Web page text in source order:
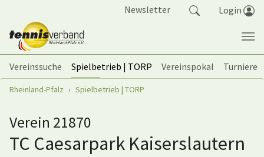
Newsletter Login
Vereinssuche Spielbetrieb | TORP Vereinspokal
Turniere
Sie sind hier:
Rheinland-Pfalz Spielbetrieb | TORP
Verein 21870
TC Caesarpark Kaiserslautern